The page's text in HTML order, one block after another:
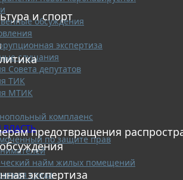
обсуждения
экспертиза
слушания
Совета депутатов
ТИК
МТИК
комплаенс
по защите прав
найм жилых помещений
среда
и спорт
предотвращения
экспертиза